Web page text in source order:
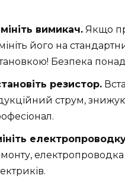
вимикач. Якщо
його на
Безпека
резистор.
струм,